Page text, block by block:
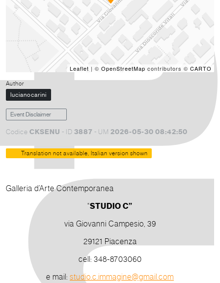
Leaflet | © OpenStreetMap contributors © CARTO
Author
lucianocarini
Event Disclaimer
Codice CKSENU - ID 3887 - UM 2026-05-30 08:42:50
Translation not available, Italian version shown
Galleria d’Arte Contemporanea
“STUDIO C”
via Giovanni Campesio, 39
29121 Piacenza
cell: 348-8703060
e mail: studio.c.immagine@gmail.com